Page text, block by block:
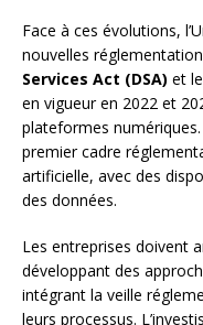
Face à ces évolutions,
nouvelles
Services Act (DSA) et le
en vigueur en 2022 et
plateformes numériques.
premier cadre
artificielle, avec des
des données.
Les entreprises doivent
développant des
intégrant la veille
leurs processus.